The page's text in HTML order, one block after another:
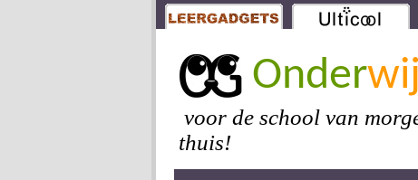
Onder
voor de school van
thuis!